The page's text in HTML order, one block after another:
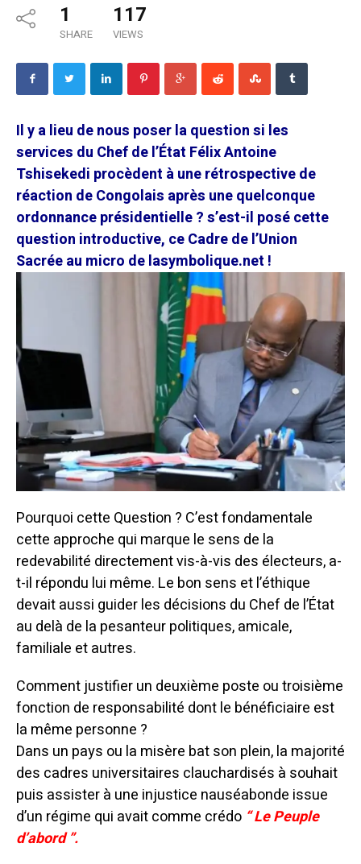
1
SHARE
117
VIEWS
Il y a lieu de nous poser la question si les
services du Chef de l’État Félix Antoine
Tshisekedi procèdent à une rétrospective de
réaction de Congolais après une quelconque
ordonnance présidentielle ? s’est-il posé cette
question introductive, ce Cadre de l’Union
Sacrée au micro de lasymbolique.net !
Pourquoi cette Question ? C’est fondamentale
cette approche qui marque le sens de la
redevabilité directement vis-à-vis des électeurs, a-
t-il répondu lui même. Le bon sens et l’éthique
devait aussi guider les décisions du Chef de l’État
au delà de la pesanteur politiques, amicale,
familiale et autres.
Comment justifier un deuxième poste ou troisième
fonction de responsabilité dont le bénéficiaire est
la même personne ?
Dans un pays ou la misère bat son plein, la majorité
des cadres universitaires clauchardisés à souhait
puis assister à une injustice nauséabonde issue
d’un régime qui avait comme crédo “ Le Peuple
d’abord ”.